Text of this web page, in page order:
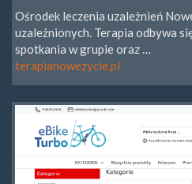
Ośrodek leczenia uzależnień
uzależnionych. Terapia odbywa
spotkania w grupie oraz …
terapianowezycie.pl